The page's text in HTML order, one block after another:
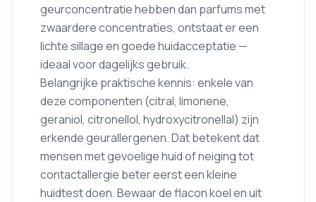
geurconcentratie hebben dan parfums met
zwaardere concentraties, ontstaat er een
lichte sillage en goede huidacceptatie —
ideaal voor dagelijks gebruik.
Belangrijke praktische kennis: enkele van
deze componenten (citral, limonene,
geraniol, citronellol, hydroxycitronellal) zijn
erkende geurallergenen. Dat betekent dat
mensen met gevoelige huid of neiging tot
contactallergie beter eerst een kleine
huidtest doen. Bewaar de flacon koel en uit